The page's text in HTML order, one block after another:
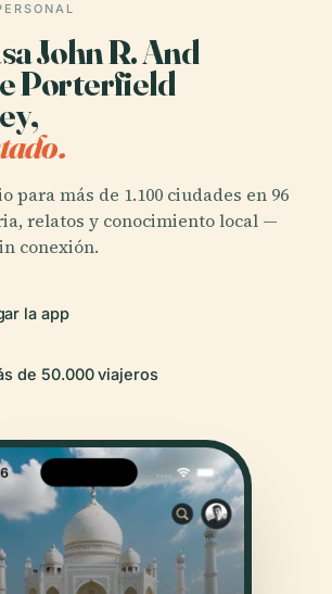
John R. And
Porterfield
para más de 1.100 ciudades en 96
relatos y conocimiento local —
conexión.
la app
de 50.000 viajeros